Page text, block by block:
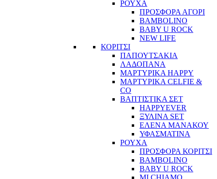
ΡΟΥΧΑ
ΠΡΟΣΦΟΡΑ ΑΓΟΡΙ
BAMBOLINO
BABY U ROCK
NEW LIFE
ΚΟΡΙΤΣΙ
ΠΑΠΟΥΤΣΑΚΙΑ
ΛΑΔΟΠΑΝΑ
ΜΑΡΤΥΡΙΚΑ HAPPY
ΜΑΡΤΥΡΙΚΑ CELFIE &
CO
ΒΑΠΤΙΣΤΙΚΑ ΣΕΤ
HAPPYEVER
ΞΥΛΙΝΑ SET
ΕΛΕΝΑ ΜΑΝΑΚΟΥ
ΥΦΑΣΜΑΤΙΝΑ
ΡΟΥΧΑ
ΠΡΟΣΦΟΡΑ ΚΟΡΙΤΣΙ
BAMBOLINO
BABY U ROCK
MI CHIAMO